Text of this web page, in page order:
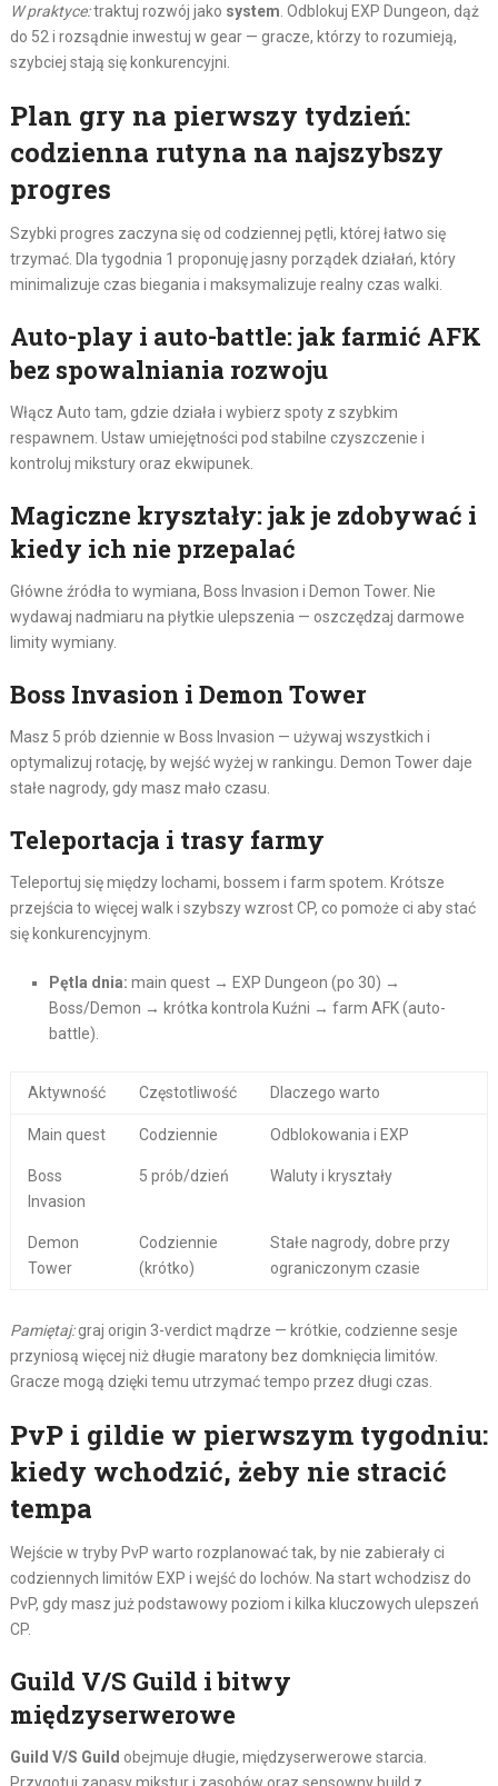
W praktyce:traktuj rozwój jako system . Odblokuj EXP Dungeon, dąż
do 52 i rozsądnie inwestuj w gear — gracze, którzy to rozumieją,
szybciej stają się konkurencyjni.
Plan gry na pierwszy tydzień:
codzienna rutyna na najszybszy
progres
Szybki progres zaczyna się od codziennej pętli, której łatwo się
trzymać. Dla tygodnia 1 proponuję jasny porządek działań, który
minimalizuje czas biegania i maksymalizuje realny czas walki.
Auto-play i auto-battle: jak farmić AFK
bez spowalniania rozwoju
Włącz Auto tam, gdzie działa i wybierz spoty z szybkim
respawnem. Ustaw umiejętności pod stabilne czyszczenie i
kontroluj mikstury oraz ekwipunek.
Magiczne kryształy: jak je zdobywać i
kiedy ich nie przepalać
Główne źródła to wymiana, Boss Invasion i Demon Tower. Nie
wydawaj nadmiaru na płytkie ulepszenia — oszczędzaj darmowe
limity wymiany.
Boss Invasion i Demon Tower
Masz 5 prób dziennie w Boss Invasion — używaj wszystkich i
optymalizuj rotację, by wejść wyżej w rankingu. Demon Tower daje
stałe nagrody, gdy masz mało czasu.
Teleportacja i trasy farmy
Teleportuj się między lochami, bossem i farm spotem. Krótsze
przejścia to więcej walk i szybszy wzrost CP, co pomoże ci aby stać
się konkurencyjnym.
Pętla dnia: main quest → EXP Dungeon (po 30) →
Boss/Demon → krótka kontrola Kuźni → farm AFK (auto-
battle).
Aktywność Częstotliwość Dlaczego warto
Main quest Codziennie Odblokowania i EXP
Boss
Invasion
5 prób/dzień Waluty i kryształy
Demon
Tower
Codziennie
(krótko)
Stałe nagrody, dobre przy
ograniczonym czasie
Pamiętaj:graj origin 3-verdict mądrze — krótkie, codzienne sesje
przyniosą więcej niż długie maratony bez domknięcia limitów.
Gracze mogą dzięki temu utrzymać tempo przez długi czas.
PvP i gildie w pierwszym tygodniu:
kiedy wchodzić, żeby nie stracić
tempa
Wejście w tryby PvP warto rozplanować tak, by nie zabierały ci
codziennych limitów EXP i wejść do lochów. Na start wchodzisz do
PvP, gdy masz już podstawowy poziom i kilka kluczowych ulepszeń
CP.
Guild V/S Guild i bitwy
międzyserwerowe
Guild V/S Guild obejmuje długie, międzyserwerowe starcia.
Przygotuj zapasy mikstur i zasobów oraz sensowny build z